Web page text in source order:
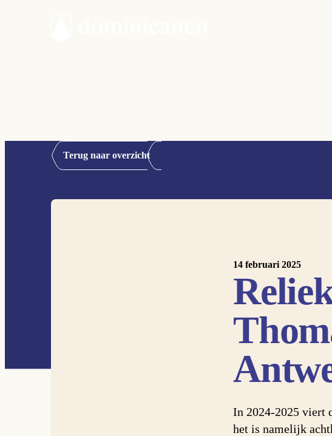
Terug naar overzicht
14 februari 2025
In 2024-2025 viert
het is namelijk